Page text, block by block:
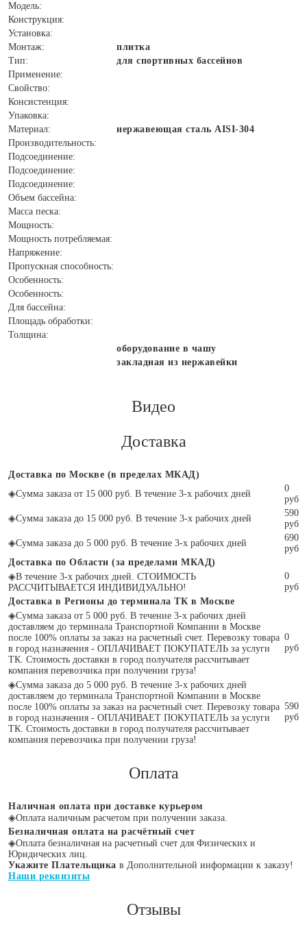
Модель:
Конструкция:
Установка:
Монтаж:
плитка
Тип:
для спортивных бассейнов
Применение:
Свойство:
Консистенция:
Упаковка:
Материал:
нержавеющая сталь AISI-304
Производительность:
Подсоединение:
Подсоединение:
Подсоединение:
Объем бассейна:
Масса песка:
Мощность:
Мощность потребляемая:
Напряжение:
Пропускная способность:
Особенность:
Особенность:
Для бассейна:
Площадь обработки:
Толщина:
оборудование в чашу
закладная из нержавейки
Видео
Доставка
Доставка по Москве (в пределах МКАД)
◈Сумма заказа от 15 000 руб. В течение 3-х рабочих дней
0
руб
◈Сумма заказа до 15 000 руб. В течение 3-х рабочих дней
590
руб
◈Сумма заказа до 5 000 руб. В течение 3-х рабочих дней
690
руб
Доставка по Области (за пределами МКАД)
◈В течение 3-х рабочих дней. СТОИМОСТЬ
РАССЧИТЫВАЕТСЯ ИНДИВИДУАЛЬНО!
0
руб
Доставка в Регионы до терминала ТК в Москве
◈Сумма заказа от 5 000 руб. В течение 3-х рабочих дней
доставляем до терминала Транспортной Компании в Москве
после 100% оплаты за заказ на расчетный счет. Перевозку товара
в город назначения - ОПЛАЧИВАЕТ ПОКУПАТЕЛЬ за услуги
ТК. Стоимость доставки в город получателя рассчитывает
компания перевозчика при получении груза!
0
руб
◈Сумма заказа до 5 000 руб. В течение 3-х рабочих дней
доставляем до терминала Транспортной Компании в Москве
после 100% оплаты за заказ на расчетный счет. Перевозку товара
в город назначения - ОПЛАЧИВАЕТ ПОКУПАТЕЛЬ за услуги
ТК. Стоимость доставки в город получателя рассчитывает
компания перевозчика при получении груза!
590
руб
Оплата
Наличная оплата при доставке курьером
◈Оплата наличным расчетом при получении заказа.
Безналичная оплата на расчётный счет
◈Оплата безналичная на расчетный счет для Физических и
Юридических лиц.
Укажите Плательщика в Дополнительной информации к заказу!
Наши реквизиты
Отзывы